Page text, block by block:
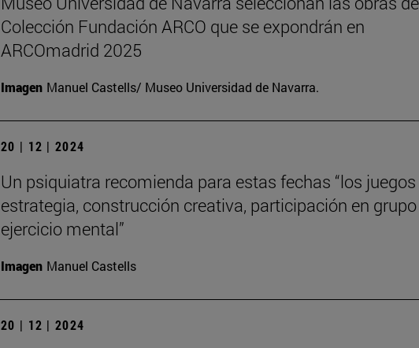
Colección Fundación ARCO que se expondrán en
ARCOmadrid 2025
Imagen Manuel Castells/ Museo Universidad de Navarra.
20 | 12 | 2024
Un psiquiatra recomienda para estas fechas “los
estrategia, construcción creativa, participación en
ejercicio mental”
Imagen Manuel Castells
20 | 12 | 2024